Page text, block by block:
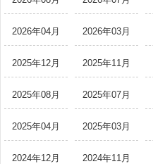
2026年04月 2026年03月
2025年12月 2025年11月
2025年08月 2025年07月
2025年04月 2025年03月
2024年12月 2024年11月